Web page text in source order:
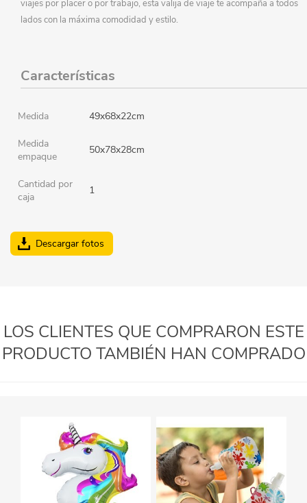
viajes por placer o por trabajo, esta valija de viaje te acompaña a todos
lados con la máxima comodidad y estilo.
Características
Medida 49x68x22cm
Medida
empaque
50x78x28cm
Cantidad por
caja
1
Descargar fotos
LOS CLIENTES QUE COMPRARON ESTE
PRODUCTO TAMBIÉN HAN COMPRADO